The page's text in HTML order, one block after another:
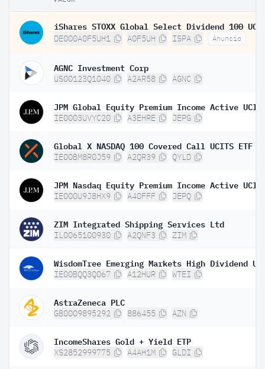
DE000A0F5UH1 A0F5UH ISPA Anuncio
AGNC Investment Corp
US00123Q1040 A2AR58 AGNC
IE0003UVYC20 A3EHRE JEPG
Global X NASDAQ 100 Covered Call UCITS ETF
IE00BM8R0J59 A2QR39 QYLD
IE000U9J8HX9 A40FFF JEPQ
ZIM Integrated Shipping Services Ltd
IL0065100930 A2QNF3 ZIM
IE00BQQ3Q067 A12HUR WTEI
AstraZeneca PLC
GB0009895292 886455 AZN
IncomeShares Gold + Yield ETP
XS2852999775 A4AH1M GLDI